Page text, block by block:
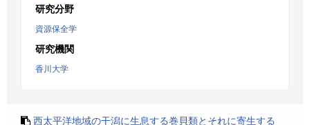
研究分野
資源保全学
研究機関
香川大学
西太平洋地域の干潟に生息する巻貝類とそれに寄生する